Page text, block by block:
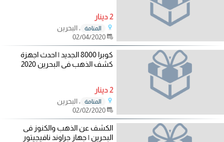
2 دينار
المنامة
، البحرين
02/04/2020
كوبرا 8000 الجديد | احدث اجهزة
كشف الذهب فى البحرين 2020
2 دينار
المنامة
، البحرين
02/02/2020
الكشف عن الذهب والكنوز فى
البحرين | جهاز جراوند نافيجيتور